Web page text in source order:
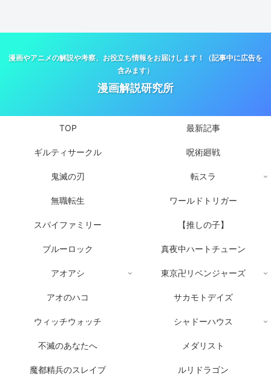
漫画やアニメの解説や考察、お役立ち情報をお届けします！（記事中に広告を
含みます）
漫画解説研究所
TOP 最新記事
ギルティサークル 呪術廻戦
鬼滅の刃 転スラ
無職転生 ワールドトリガー
スパイファミリー 【推しの子】
ブルーロック 真夜中ハートチューン
アオアシ 東京卍リベンジャーズ
アオのハコ サカモトデイズ
ウィッチウォッチ シャドーハウス
不滅のあなたへ メダリスト
魔都精兵のスレイブ ルリドラゴン